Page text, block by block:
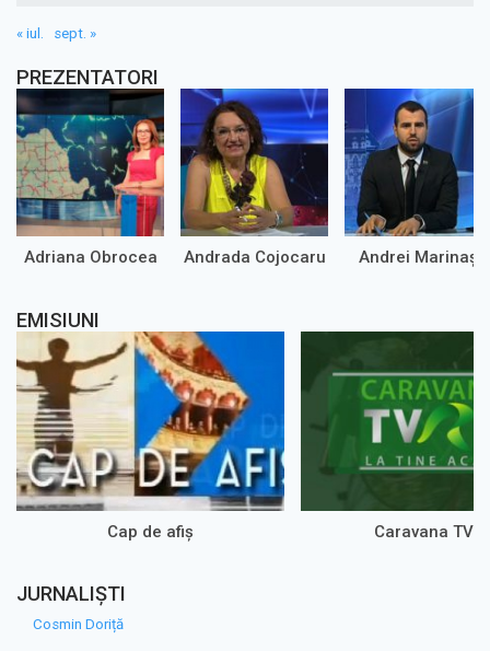
« iul. sept. »
PREZENTATORI
Adriana Obrocea Andrada Cojocaru Andrei Marinaș
EMISIUNI
Cap de afiș Caravana
JURNALIȘTI
Cosmin Doriță